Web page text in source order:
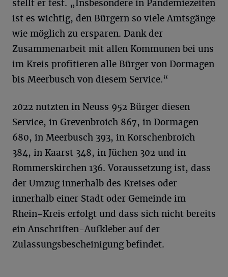
stellt er fest. „Insbesondere in Pandemiezeiten
ist es wichtig, den Bürgern so viele Amtsgänge
wie möglich zu ersparen. Dank der
Zusammenarbeit mit allen Kommunen bei uns
im Kreis profitieren alle Bürger von Dormagen
bis Meerbusch von diesem Service.“
2022 nutzten in Neuss 952 Bürger diesen
Service, in Grevenbroich 867, in Dormagen
680, in Meerbusch 393, in Korschenbroich
384, in Kaarst 348, in Jüchen 302 und in
Rommerskirchen 136. Voraussetzung ist, dass
der Umzug innerhalb des Kreises oder
innerhalb einer Stadt oder Gemeinde im
Rhein-Kreis erfolgt und dass sich nicht bereits
ein Anschriften-Aufkleber auf der
Zulassungsbescheinigung befindet.